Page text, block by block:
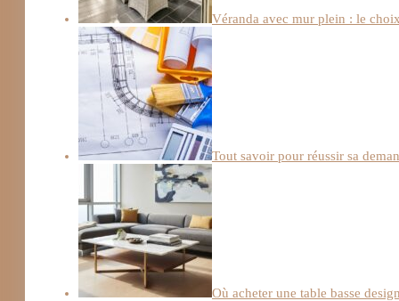
Véranda avec mur plein : le
Tout savoir pour réussir sa
Où acheter une table basse